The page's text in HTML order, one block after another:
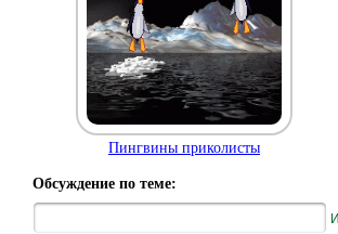
Пингвины приколисты
Обсуждение по теме: